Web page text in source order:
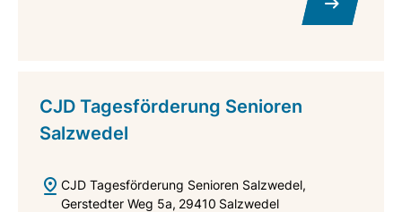
CJD Tagesförderung Senioren
Salzwedel
CJD Tagesförderung Senioren Salzwedel
Gerstedter Weg 5a 29410 Salzwedel